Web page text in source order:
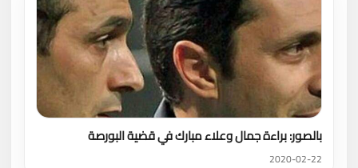
بالصور: براءة جمال وعلاء مبارك في قضية البورصة
2020-02-22